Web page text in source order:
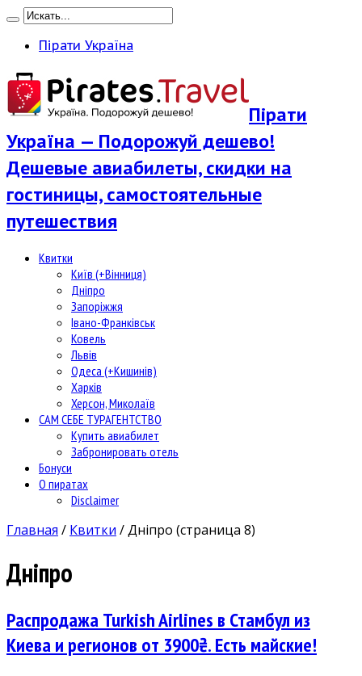
Пірати Україна
Пірати
Україна — Подорожуй дешево!
Дешевые авиабилеты, скидки на
гостиницы, самостоятельные
путешествия
Квитки
Київ (+Вінниця)
Дніпро
Запоріжжя
Івано-Франківськ
Ковель
Львів
Одеса (+Кишинів)
Харків
Херсон, Миколаїв
САМ СЕБЕ ТУРАГЕНТСТВО
Купить авиабилет
Забронировать отель
Бонуси
О пиратах
Disclaimer
Главная / Квитки /Дніпро (страница 8)
Дніпро
Распродажа Turkish Airlines в Стамбул из
Киева и регионов от 3900₴. Есть майские!